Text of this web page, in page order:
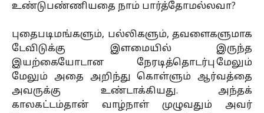
உண்டுபண்ணியதை நாம் பார்த்தோமல்லவா?
புதைபடிமங்களும், பல்லிகளும், தவளைகளுமாக
டேவிடுக்கு இளமையில் இருந்த
இயற்கையோடான நேரடித்தொடர்பு மேலும்
மேலும் அதை அறிந்து கொள்ளும் ஆர்வத்தை
அவருக்கு உண்டாக்கியது. அந்தக்
காலகட்டம்தான் வாழ்நாள் முழுவதும் அவர்